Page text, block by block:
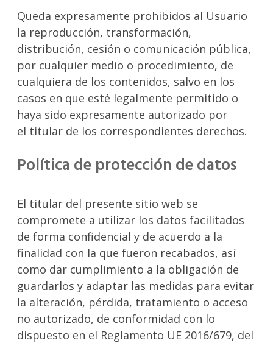
Queda expresamente prohibidos al Usuario
la reproducción, transformación,
distribución, cesión o comunicación pública,
por cualquier medio o procedimiento, de
cualquiera de los contenidos, salvo en los
casos en que esté legalmente permitido o
haya sido expresamente autorizado por
el titular de los correspondientes derechos.
Política de protección de datos
El titular del presente sitio web se
compromete a utilizar los datos facilitados
de forma confidencial y de acuerdo a la
finalidad con la que fueron recabados, así
como dar cumplimiento a la obligación de
guardarlos y adaptar las medidas para evitar
la alteración, pérdida, tratamiento o acceso
no autorizado, de conformidad con lo
dispuesto en el Reglamento UE 2016/679, del